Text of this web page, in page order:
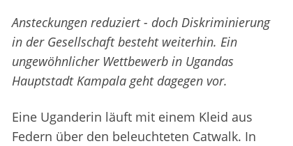
Ansteckungen reduziert - doch Diskriminierung
in der Gesellschaft besteht weiterhin. Ein
ungewöhnlicher Wettbewerb in Ugandas
Hauptstadt Kampala geht dagegen vor.
Eine Uganderin läuft mit einem Kleid aus
Federn über den beleuchteten Catwalk. In